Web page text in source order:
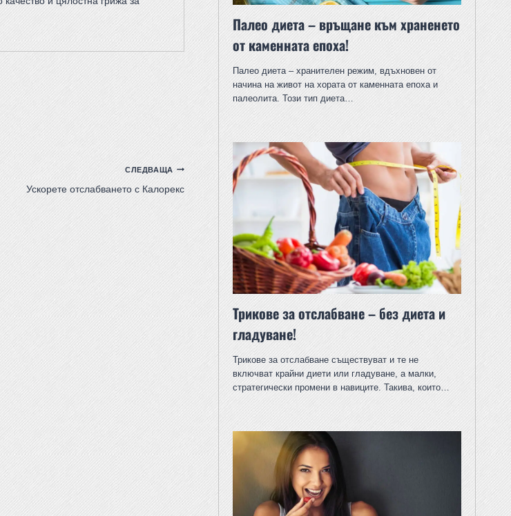
СЛЕДВАЩА
Ускорете отслабването с Калорекс
Палео диета – връщане към храненето
от каменната епоха!
Палео диета – хранителен режим, вдъхновен от
начина на живот на хората от каменната епоха и
палеолита. Този тип диета…
Трикове за отслабване – без диета и
гладуване!
Трикове за отслабване съществуват и те не
включват крайни диети или гладуване, а малки,
стратегически промени в навиците. Такива, които…